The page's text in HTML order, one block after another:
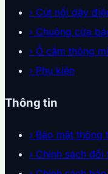
› Cút nối dây
› Chuông cửa
› Ổ cắm thông
› Phụ kiện
Thông tin
› Bảo mật thông
› Chính sách đổi